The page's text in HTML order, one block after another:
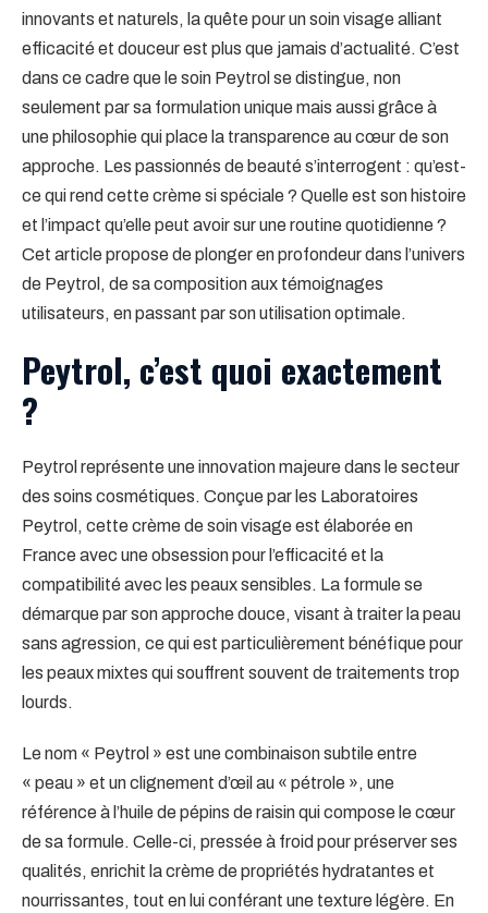
innovants et naturels, la quête pour un soin visage alliant
efficacité et douceur est plus que jamais d’actualité. C’est
dans ce cadre que le soin Peytrol se distingue, non
seulement par sa formulation unique mais aussi grâce à
une philosophie qui place la transparence au cœur de son
approche. Les passionnés de beauté s’interrogent : qu’est-
ce qui rend cette crème si spéciale ? Quelle est son histoire
et l’impact qu’elle peut avoir sur une routine quotidienne ?
Cet article propose de plonger en profondeur dans l’univers
de Peytrol, de sa composition aux témoignages
utilisateurs, en passant par son utilisation optimale.
Peytrol, c’est quoi exactement
?
Peytrol représente une innovation majeure dans le secteur
des soins cosmétiques. Conçue par les Laboratoires
Peytrol, cette crème de soin visage est élaborée en
France avec une obsession pour l’efficacité et la
compatibilité avec les peaux sensibles. La formule se
démarque par son approche douce, visant à traiter la peau
sans agression, ce qui est particulièrement bénéfique pour
les peaux mixtes qui souffrent souvent de traitements trop
lourds.
Le nom « Peytrol » est une combinaison subtile entre
« peau » et un clignement d’œil au « pétrole », une
référence à l’huile de pépins de raisin qui compose le cœur
de sa formule. Celle-ci, pressée à froid pour préserver ses
qualités, enrichit la crème de propriétés hydratantes et
nourrissantes, tout en lui conférant une texture légère. En